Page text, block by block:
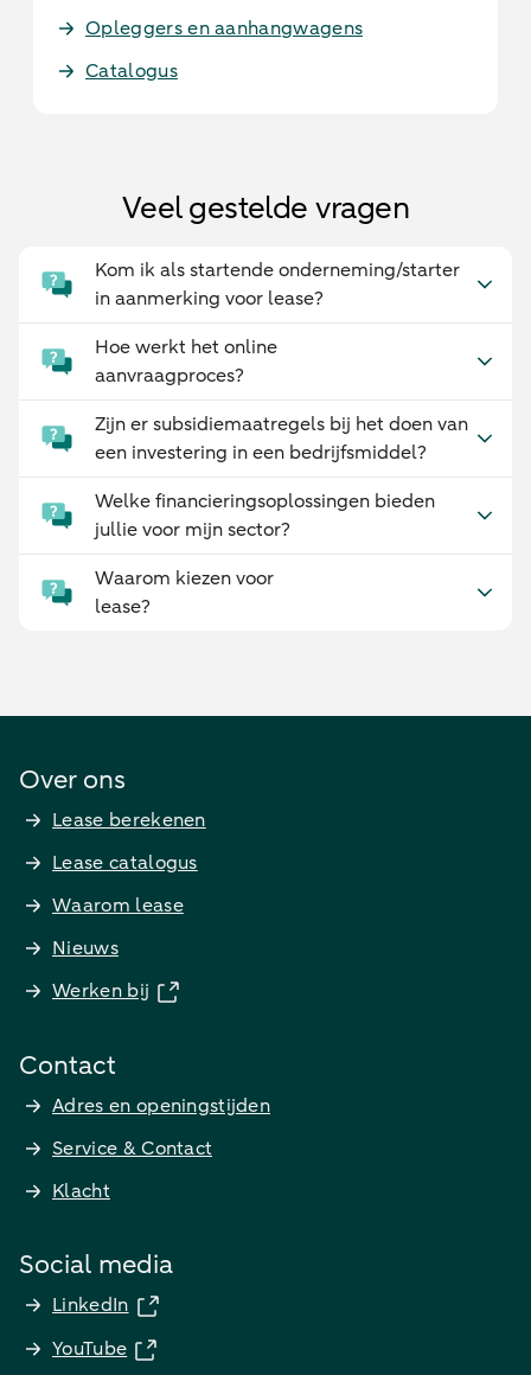
Opleggers en aanhangwagens
Catalogus
Veel gestelde vragen
Kom ik als startende onderneming/starter
in aanmerking voor lease?
Hoe werkt het online
aanvraagproces?
Zijn er subsidiemaatregels bij het doen van
een investering in een bedrijfsmiddel?
Welke financieringsoplossingen bieden
jullie voor mijn sector?
Waarom kiezen voor
lease?
Over ons
Lease berekenen
Lease catalogus
Waarom lease
Nieuws
Werken bij
Contact
Adres en openingstijden
Service & Contact
Klacht
Social media
LinkedIn
YouTube